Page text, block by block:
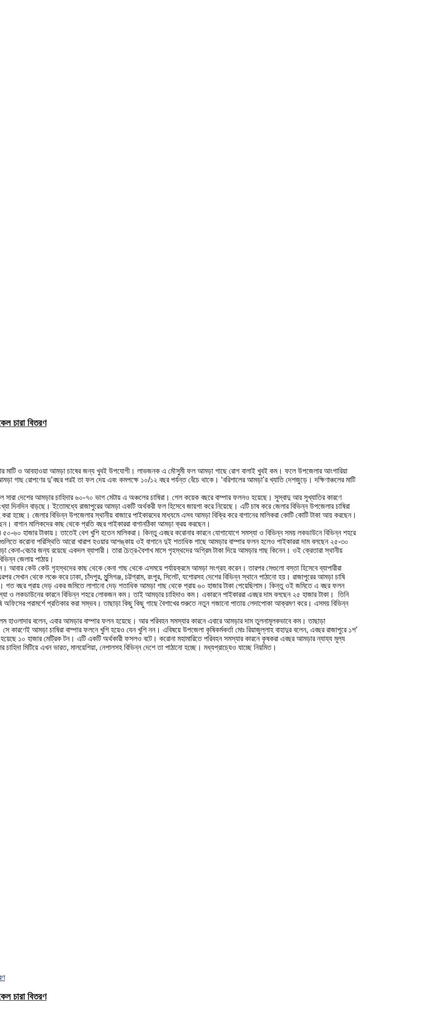
চারা বিতরণ
মাটি ও আবহাওয়া আমড়া চাষের জন্য খুবই উপযোগী। লাভজনক এ মৌসুমী ফল আমড়া গাছে রোগ বালাই খুবই কম। ফলে উপজেলার আংগারিয়া
রোপণের দু’বছর পরই তা ফল দেয় এবং কমপক্ষে ১০/১২ বছর পর্যন্ত বেঁচে থাকে। ‘বরিশালের আমড়া’র খ্যাতি দেশজুড়ে। দক্ষিণাঞ্চলের মাটি
সারা দেশের আমড়ার চাহিদার ৬০-৭০ ভাগ মেটায় এ অঞ্চলের চাষিরা। গেল কয়েক বছরে বাম্পার ফলনও হয়েছে। সুস্বাদু আর সুখ্যাতির কারণে
দিনদিন বাড়ছে। ইতোমধ্যে রাজাপুরের আমড়া একটি অর্থকরী ফল হিসেবে জায়গা করে নিয়েছে। এটি চাষ করে জেলার বিভিন্ন উপজেলার চাষিরা
হচ্ছে। জেলার বিভিন্ন উপজেলার স্থানীয় বাজারে পাইকারদের মাধ্যমে এসব আমড়া বিক্রি করে বাগানের মালিকরা কোটি কোটি টাকা আয় করছেন।
বাগান মালিকদের কাছ থেকে প্রতি বছর পাইকাররা বাগানঠিকা আমড়া ক্রয় করছেন।
৫০-৬০ হাজার টাকায়। তাতেই বেশ খুশি হতেন মালিকরা। কিন্তু এবছর করোনার কারনে যোগাযোগে সমস্যা ও বিভিন্ন সময় লকডাউনে বিভিন্ন শহরে
করোনা পরিস্থিতি আরো খারাপ হওয়ার আশঙ্কায় ওই বাগানে দুই শতাধিক গাছে আমড়ার বাম্পার ফলন হলেও পাইকাররা দাম বলছেন ২৫-৩০
বেচার জন্য রয়েছে একদল ব্যাপারী। তারা চৈত্র-বৈশাখ মাসে গৃহস্থদের অগ্রিম টাকা দিয়ে আমড়ার গাছ কিনেন। ওই ক্রেতারা স্থানীয়
জেলায় পাঠায়।
আবার কেউ কেউ গৃহস্থদের কাছ থেকে কেনা গাছ থেকে এসময়ে পর্যায়ক্রমে আমড়া সংগ্রহ করেন। তারপর সেগুলো বস্তা হিসেবে ব্যাপারীরা
সেখান থেকে লঞ্চে করে ঢাকা, চাঁদপুর, মুন্সিগঞ্জ, চট্টগ্রাম, রংপুর, সিলেট, যশোরসহ দেশের বিভিন্ন স্থানে পাঠানো হয়। রাজাপুরের আমড়া চাষি
বছর প্রায় দেড় একর জমিতে লাগানো দেড় শতাধিক আমড়া গাছ থেকে প্রায় ৬০ হাজার টাকা পেয়েছিলাম। কিন্তু ওই জমিতে এ বছর ফলন
ও লকডাউনের কারনে বিভিন্ন শহরে লোকজন কম। তাই আমড়ার চাহিদাও কম। একারনে পাইকাররা এবছর দাম বলছেন ২৫ হাজার টাকা। তিনি
পরামর্শে প্রতিকার করা সম্ভব। তাছাড়া কিছু কিছু গাছে বৈশাখের শুরুতে নতুন গজানো পাতায় লেদাপোকা আক্রমণ করে। এসময় বিভিন্ন
হাওলাদার বলেন, এবার আমড়ার বাম্পার ফলন হয়েছে। আর পরিবহন সমস্যার কারনে এবারে আমড়ার দাম তুলনামূলকভাবে কম। তাছাড়া
কারণেই আমড়া চাষিরা বাম্পার ফলনে খুশি হয়েও যেন খুশি নন। এবিষয়ে উপজেলা কৃষিকর্মকর্তা মোঃ রিয়াজুল্লাহ বাহাদুর বলেন, এবছর রাজাপুরে ১শ’
১০ হাজার মেট্রিক টন। এটি একটি অর্থকারী ফসলও বটে। করোনা মহামারিতে পরিবহন সমস্যার কারনে কৃষকরা এবছর আমড়ার ন্যায্য মূল্য
মিটিয়ে এখন ভারত, মালয়েশিয়া, নেপালসহ বিভিন্ন দেশে তা পাঠানো হচ্ছে। মধ্যপ্রাচ্যেও যাচ্ছে নিয়মিত।
চারা বিতরণ